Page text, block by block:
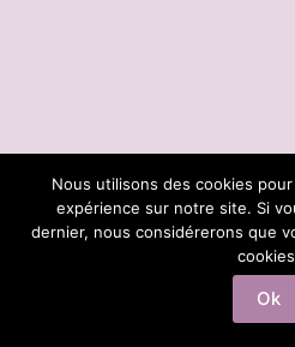
Information a propos des
Nous utilisons des cookies
expérience sur notre site. Si
dernier, nous considérerons que
Ok